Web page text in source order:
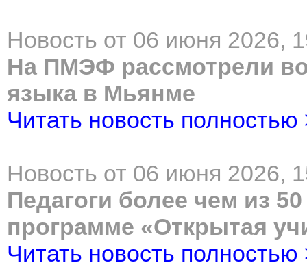
Новость от 06 июня 2026,
На ПМЭФ рассмотрели
языка в Мьянме
Читать новость полностью
Новость от 06 июня 2026,
Педагоги более чем из
программе «Открытая
Читать новость полностью